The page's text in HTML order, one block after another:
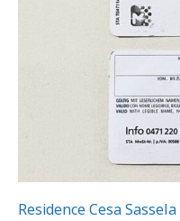
Residence Cesa Sassela